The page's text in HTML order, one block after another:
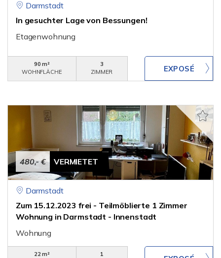
Darmstadt
In gesuchter Lage von Bessungen!
Etagenwohnung
90 m²
WOHNFLÄCHE
3
ZIMMER
480,- € VERMIETET
Darmstadt
Zum 15.12.2023 frei - Teilmöblierte 1 Zimmer
Wohnung in Darmstadt - Innenstadt
Wohnung
22 m²
1